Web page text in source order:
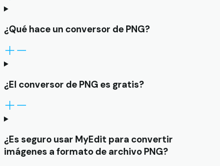
¿Qué hace un conversor de PNG?
¿El conversor de PNG es gratis?
¿Es seguro usar MyEdit para convertir
imágenes a formato de archivo PNG?